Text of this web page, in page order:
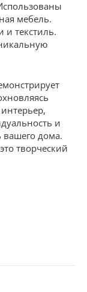
мебель.
текстиль.
и
вашего дома.
творческий